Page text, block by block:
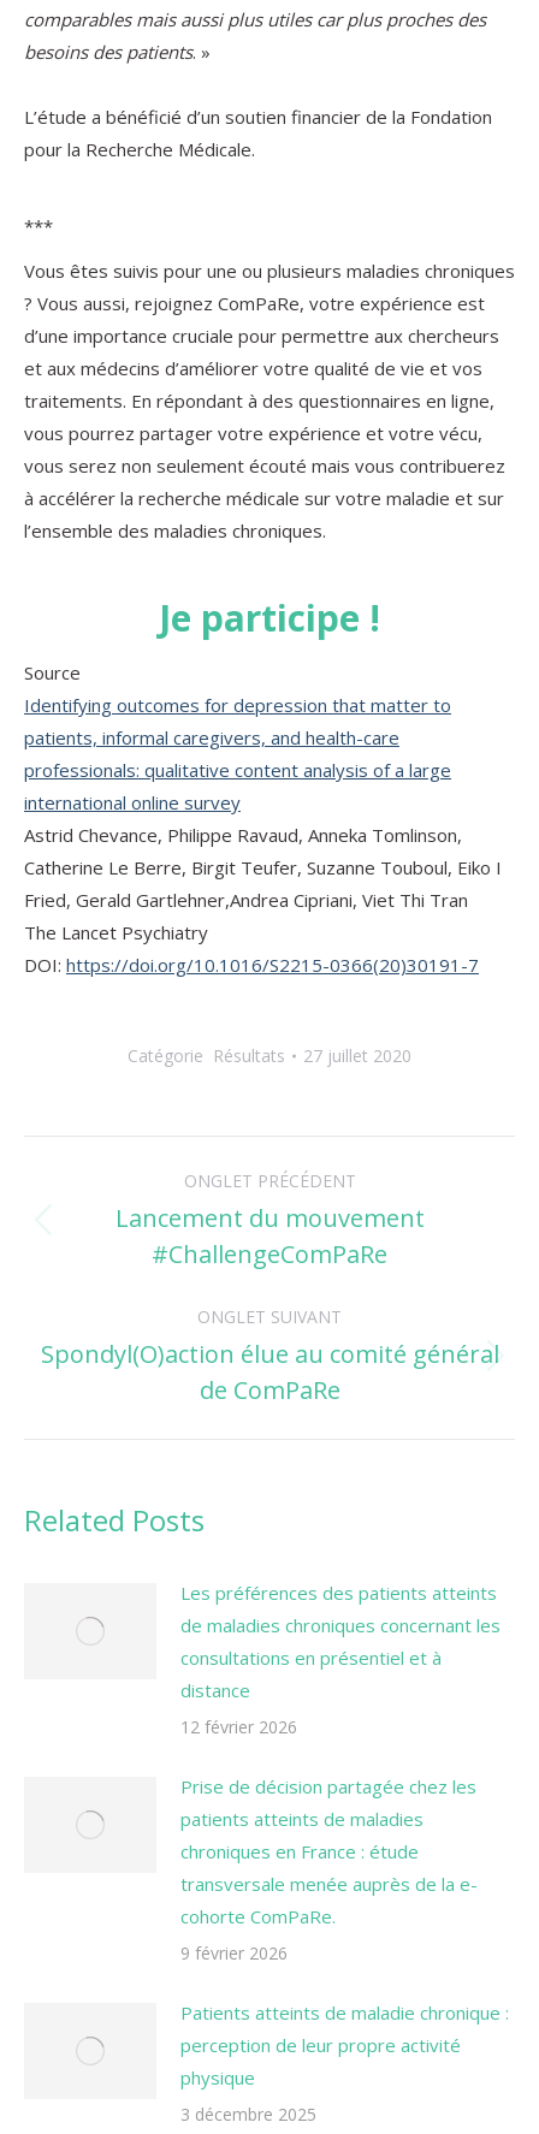
comparables mais aussi plus utiles car plus proches des
besoins des patients. »
L’étude a bénéficié d’un soutien financier de la Fondation
pour la Recherche Médicale.
***
Vous êtes suivis pour une ou plusieurs maladies chroniques
? Vous aussi, rejoignez ComPaRe, votre expérience est
d’une importance cruciale pour permettre aux chercheurs
et aux médecins d’améliorer votre qualité de vie et vos
traitements. En répondant à des questionnaires en ligne,
vous pourrez partager votre expérience et votre vécu,
vous serez non seulement écouté mais vous contribuerez
à accélérer la recherche médicale sur votre maladie et sur
l’ensemble des maladies chroniques.
Je participe !
Source
Identifying outcomes for depression that matter to
patients, informal caregivers, and health-care
professionals: qualitative content analysis of a large
international online survey
Astrid Chevance, Philippe Ravaud, Anneka Tomlinson,
Catherine Le Berre, Birgit Teufer, Suzanne Touboul, Eiko I
Fried, Gerald Gartlehner,Andrea Cipriani, Viet Thi Tran
The Lancet Psychiatry
DOI: https://doi.org/10.1016/S2215-0366(20)30191-7
Catégorie Résultats 27 juillet 2020
commentaire
ONGLET PRÉCÉDENT
Onglet
précédent
Lancement du mouvement
#ChallengeComPaRe
ONGLET SUIVANT
Onglet
suivant
Spondyl(O)action élue au comité général
de ComPaRe
Related Posts
Les préférences des patients atteints
de maladies chroniques concernant les
consultations en présentiel et à
distance
12 février 2026
Prise de décision partagée chez les
patients atteints de maladies
chroniques en France : étude
transversale menée auprès de la e-
cohorte ComPaRe.
9 février 2026
Patients atteints de maladie chronique :
perception de leur propre activité
physique
3 décembre 2025